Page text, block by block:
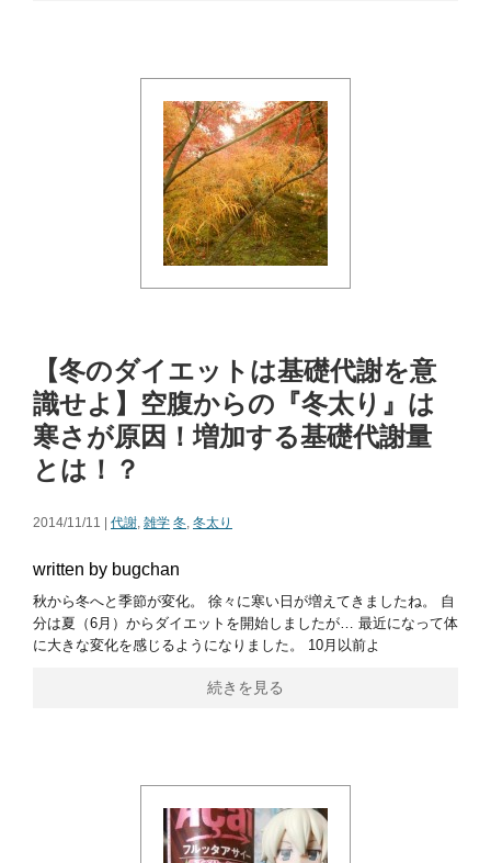
【冬のダイエットは基礎代謝を意
識せよ】空腹からの『冬太り』は
寒さが原因！増加する基礎代謝量
とは！？
2014/11/11 | 代謝, 雑学 冬, 冬太り
written by bugchan
秋から冬へと季節が変化。 徐々に寒い日が増えてきましたね。 自
分は夏（6月）からダイエットを開始しましたが… 最近になって体
に大きな変化を感じるようになりました。 10月以前よ
続きを見る